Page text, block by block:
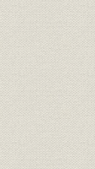
生産
生産
生産